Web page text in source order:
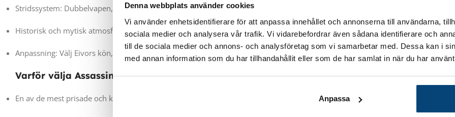
Denna webbplats använder cookies
Vi använder enhetsidentifierare för att anpassa innehållet och annonserna till användarna,
sociala medier och analysera vår trafik. Vi vidarebefordrar även sådana identifierare och
till de sociala medier och annons- och analysföretag som vi samarbetar med. Dessa kan i
med annan information som du har tillhandahållit eller som de har samlat in när du har
Anpassa
Stridssystem: Dubbelvapen, brutala attacker och smygande lönnmord
Historisk och mytisk atmosfär: En perfekt balans mellan fakta och nordisk mytologi
Anpassning: Välj Eivors kön, frisyr, tatueringar och utrustning
Varför välja Assassin’s Creed Valhalla?
En av de mest prisade och kompletta Assassin’s Creed-titlarna